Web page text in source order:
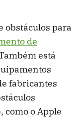
obstáculos para
de
está
fabricantes
como o Apple